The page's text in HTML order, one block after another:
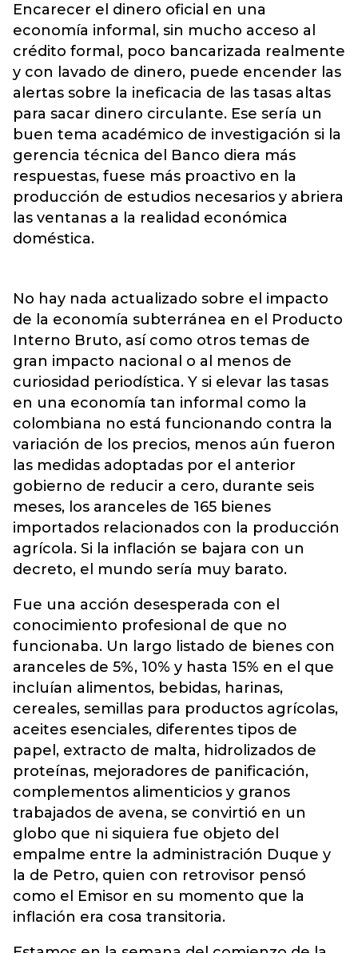
Encarecer el dinero oficial en una
economía informal, sin mucho acceso al
crédito formal, poco bancarizada realmente
y con lavado de dinero, puede encender las
alertas sobre la ineficacia de las tasas altas
para sacar dinero circulante. Ese sería un
buen tema académico de investigación si la
gerencia técnica del Banco diera más
respuestas, fuese más proactivo en la
producción de estudios necesarios y abriera
las ventanas a la realidad económica
doméstica.
No hay nada actualizado sobre el impacto
de la economía subterránea en el Producto
Interno Bruto, así como otros temas de
gran impacto nacional o al menos de
curiosidad periodística. Y si elevar las tasas
en una economía tan informal como la
colombiana no está funcionando contra la
variación de los precios, menos aún fueron
las medidas adoptadas por el anterior
gobierno de reducir a cero, durante seis
meses, los aranceles de 165 bienes
importados relacionados con la producción
agrícola. Si la inflación se bajara con un
decreto, el mundo sería muy barato.
Fue una acción desesperada con el
conocimiento profesional de que no
funcionaba. Un largo listado de bienes con
aranceles de 5%, 10% y hasta 15% en el que
incluían alimentos, bebidas, harinas,
cereales, semillas para productos agrícolas,
aceites esenciales, diferentes tipos de
papel, extracto de malta, hidrolizados de
proteínas, mejoradores de panificación,
complementos alimenticios y granos
trabajados de avena, se convirtió en un
globo que ni siquiera fue objeto del
empalme entre la administración Duque y
la de Petro, quien con retrovisor pensó
como el Emisor en su momento que la
inflación era cosa transitoria.